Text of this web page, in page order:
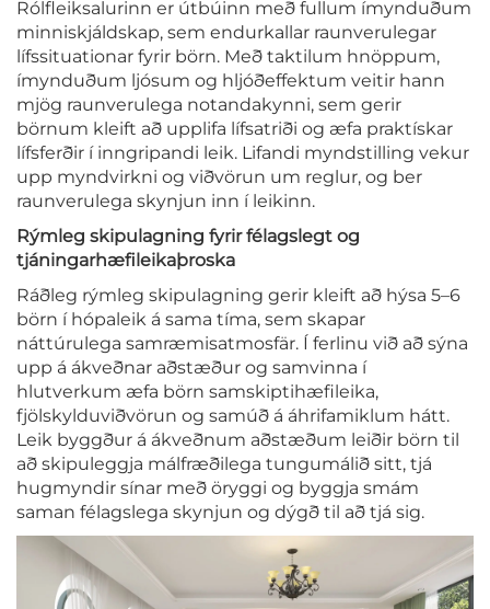
Rólfleiksalurinn er útbúinn með fullum ímynduðum
minniskjáldskap, sem endurkallar raunverulegar
lífssituationar fyrir börn. Með taktilum hnöppum,
ímynduðum ljósum og hljóðeffektum veitir hann
mjög raunverulega notandakynni, sem gerir
börnum kleift að upplifa lífsatriði og æfa praktískar
lífsferðir í inngripandi leik. Lifandi myndstilling vekur
upp myndvirkni og viðvörun um reglur, og ber
raunverulega skynjun inn í leikinn.
Rýmleg skipulagning fyrir félagslegt og
tjáningarhæfileikaþroska
Ráðleg rýmleg skipulagning gerir kleift að hýsa 5–6
börn í hópaleik á sama tíma, sem skapar
náttúrulega samræmisatmosfär. Í ferlinu við að sýna
upp á ákveðnar aðstæður og samvinna í
hlutverkum æfa börn samskiptihæfileika,
fjölskylduviðvörun og samúð á áhrifamiklum hátt.
Leik byggður á ákveðnum aðstæðum leiðir börn til
að skipuleggja málfræðilega tungumálið sitt, tjá
hugmyndir sínar með öryggi og byggja smám
saman félagslega skynjun og dýgð til að tjá sig.